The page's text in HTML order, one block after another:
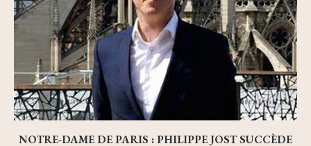
NOTRE-DAME DE PARIS : PHILIPPE JOST SUCCÈDE